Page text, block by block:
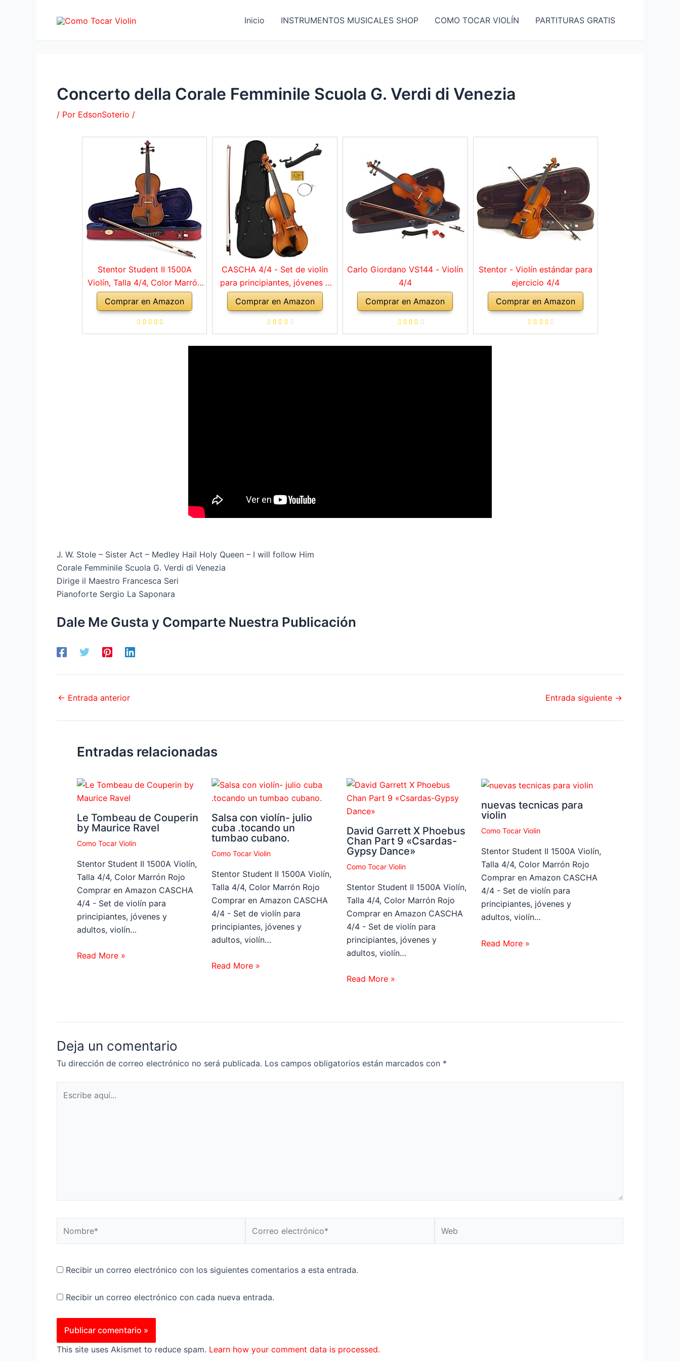
Inicio INSTRUMENTOS MUSICALES SHOP COMO TOCAR VIOLÍN PARTITURAS GRATIS
Concerto della Corale Femminile Scuola G. Verdi di Venezia
/ Por EdsonSoterio /
Stentor Student II 1500A
Violín, Talla 4/4, Color Marrón
Rojo
Comprar en Amazon
CASCHA 4/4 - Set de violín
para principiantes, jóvenes y
adultos, violín macizo con
arco, colofonia, cuerdas de
repuesto, soporte para
hombro, maletín, abeto natural
Comprar en Amazon
Carlo Giordano VS144 - Violín
4/4
Comprar en Amazon
Stentor - Violín estándar para
ejercicio 4/4
Comprar en Amazon
J. W. Stole – Sister Act – Medley Hail Holy Queen – I will follow Him
Corale Femminile Scuola G. Verdi di Venezia
Dirige il Maestro Francesca Seri
Pianoforte Sergio La Saponara
Dale Me Gusta y Comparte Nuestra Publicación
← Entrada anterior Entrada siguiente →
Entradas relacionadas
Le Tombeau de Couperin
by Maurice Ravel
Como Tocar Violin
Stentor Student II 1500A Violín,
Talla 4/4, Color Marrón Rojo
Comprar en Amazon CASCHA
4/4 - Set de violín para
principiantes, jóvenes y
adultos, violín…
Read More »
Salsa con violín- julio
cuba .tocando un
tumbao cubano.
Como Tocar Violin
Stentor Student II 1500A Violín,
Talla 4/4, Color Marrón Rojo
Comprar en Amazon CASCHA
4/4 - Set de violín para
principiantes, jóvenes y
adultos, violín…
Read More »
David Garrett X Phoebus
Chan Part 9 «Csardas-
Gypsy Dance»
Como Tocar Violin
Stentor Student II 1500A Violín,
Talla 4/4, Color Marrón Rojo
Comprar en Amazon CASCHA
4/4 - Set de violín para
principiantes, jóvenes y
adultos, violín…
Read More »
nuevas tecnicas para
violin
Como Tocar Violin
Stentor Student II 1500A Violín,
Talla 4/4, Color Marrón Rojo
Comprar en Amazon CASCHA
4/4 - Set de violín para
principiantes, jóvenes y
adultos, violín…
Read More »
Deja un comentario
Tu dirección de correo electrónico no será publicada. Los campos obligatorios están marcados con *
aquí...
electrónico*
Recibir un correo electrónico con los siguientes comentarios a esta entrada.
Recibir un correo electrónico con cada nueva entrada.
This site uses Akismet to reduce spam. Learn how your comment data is processed.